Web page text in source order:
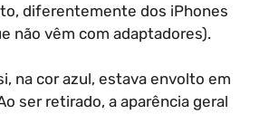
diferentemente dos iPhones
não vêm com adaptadores).
na cor azul, estava envolto em
ser retirado, a aparência geral